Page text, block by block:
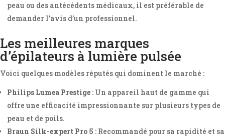
peau ou des antécédents médicaux, il est préférable de
demander l’avis d’un professionnel.
Les meilleures marques
d’épilateurs à lumière pulsée
Voici quelques modèles réputés qui dominent le marché :
Philips Lumea Prestige : Un appareil haut de gamme qui
offre une efficacité impressionnante sur plusieurs types de
peau et de poils.
Braun Silk-expert Pro 5 : Recommandé pour sa rapidité et sa